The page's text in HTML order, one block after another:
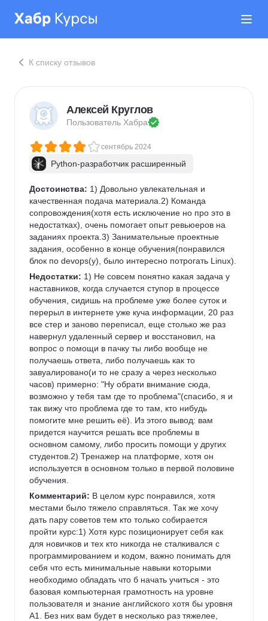
К списку отзывов
Алексей Круглов
Пользователь Хабра
сентябрь 2024
Python-разработчик расширенный
Достоинства: 1) Довольно увлекательная и
качественная подача материала.2) Команда
сопровождения(хотя есть исключение но про это в
недостатках), очень помогает опыт ревьюеров на
заданиях проекта.3) Занимательные проектные
задания, особенно в конце обучения(понравился
блок по devops(у), было интересно потрогать Linux).
Недостатки: 1) Не совсем понятно какая задача у
наставников, когда случается ступор в процессе
обучения, сидишь на проблеме уже более суток и
перерыл в интернете уже куча информации, 20 раз
все стер и заново переписал, еще столько же раз
навернул удаленный сервер и восстановил, на
вопрос о помощи в пачку ты либо вообще не
получаешь ответа, либо получаешь как то
завуалировано(и то не сразу а через несколько
часов) примерно: "Ну обрати внимание сюда,
возможно у тебя там где то проблема"(спасибо, я и
так вижу что проблема где то там, кто нибудь
помогите мне решить её). Из этого вывод: вам
придется научится решать все проблемы в
основном самому, либо просить помощи у других
студентов.2) Тренажер на платформе, хотя он
используется в основном только в первой половине
обучения.
Комментарий: В целом курс понравился, хотя
местами было тяжело справляться. Так же хочу
дать пару советов тем кто только собирается
пройти курс:1) Хотя курс позиционирует себя как
для новичков и тех кто никогда не сталкивался с
программированием и кодом, важно понимать для
себя что есть минимальные навыки которыми
необходимо обладать что б начать учиться - это
базовая компьютерная грамотность на уровне
пользователя и знание английского хотя бы уровня
A1. Без них вам будет в несколько раз тяжелее,